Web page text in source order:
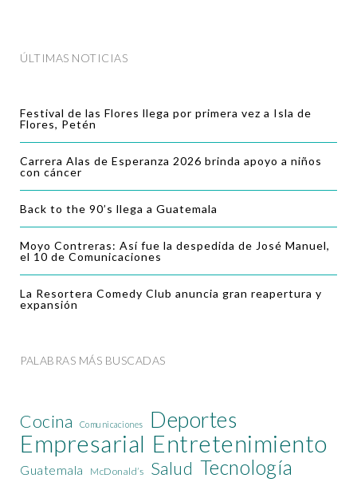
ÚLTIMAS NOTICIAS
Festival de las Flores llega por primera vez a Isla de
Flores, Petén
Carrera Alas de Esperanza 2026 brinda apoyo a niños
con cáncer
Back to the 90’s llega a Guatemala
Moyo Contreras: Así fue la despedida de José Manuel,
el 10 de Comunicaciones
La Resortera Comedy Club anuncia gran reapertura y
expansión
PALABRAS MÁS BUSCADAS
Cocina Comunicaciones Deportes
Empresarial Entretenimiento
Guatemala McDonald’s Salud Tecnología